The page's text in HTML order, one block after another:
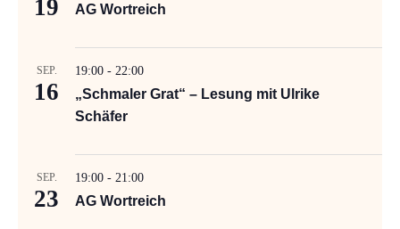
19 AG Wortreich
SEP.
16
19:00 - 22:00
„Schmaler Grat“ – Lesung mit Ulrike
Schäfer
SEP.
23
19:00 - 21:00
AG Wortreich